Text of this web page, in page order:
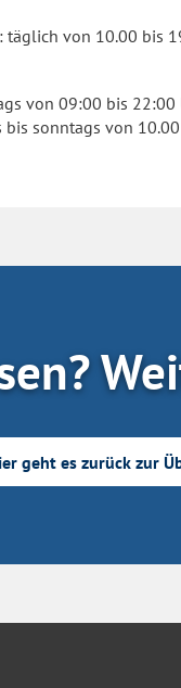
täglich von 10.00 bis
von 09:00 bis 22:00
sonntags von
geht es zurück zur